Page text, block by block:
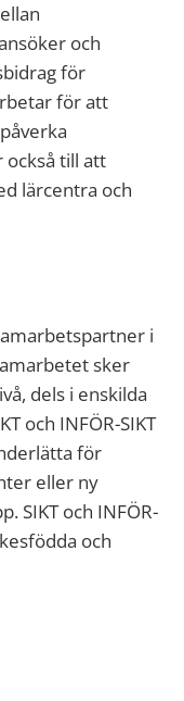
och
för
för att
också till att
lärcentra och
i
sker
dels i enskilda
och INFÖR-SIKT
för
eller ny
SIKT och INFÖR-
och